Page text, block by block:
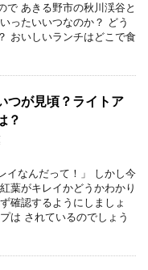
で あきる野市の秋川渓谷と
ったいいつなのか？ どう
おいしいランチはどこで食
つが見頃？ライトア
？
イなんだって！」 しかし今
葉がキレイかどうかわかり
確認するようにしましょ
は されているのでしょう